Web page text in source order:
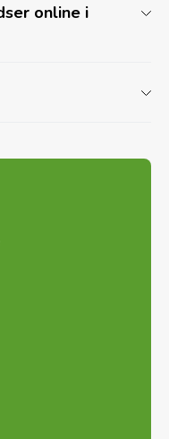
online i